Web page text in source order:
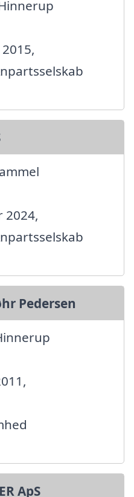
2024,
Pedersen
ApS